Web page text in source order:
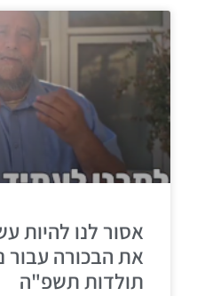
אסור לנו להיות
את הבכורה עבור
תולדות תשפ"ה